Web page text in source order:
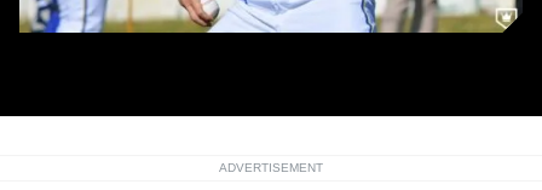
ADVERTISEMENT